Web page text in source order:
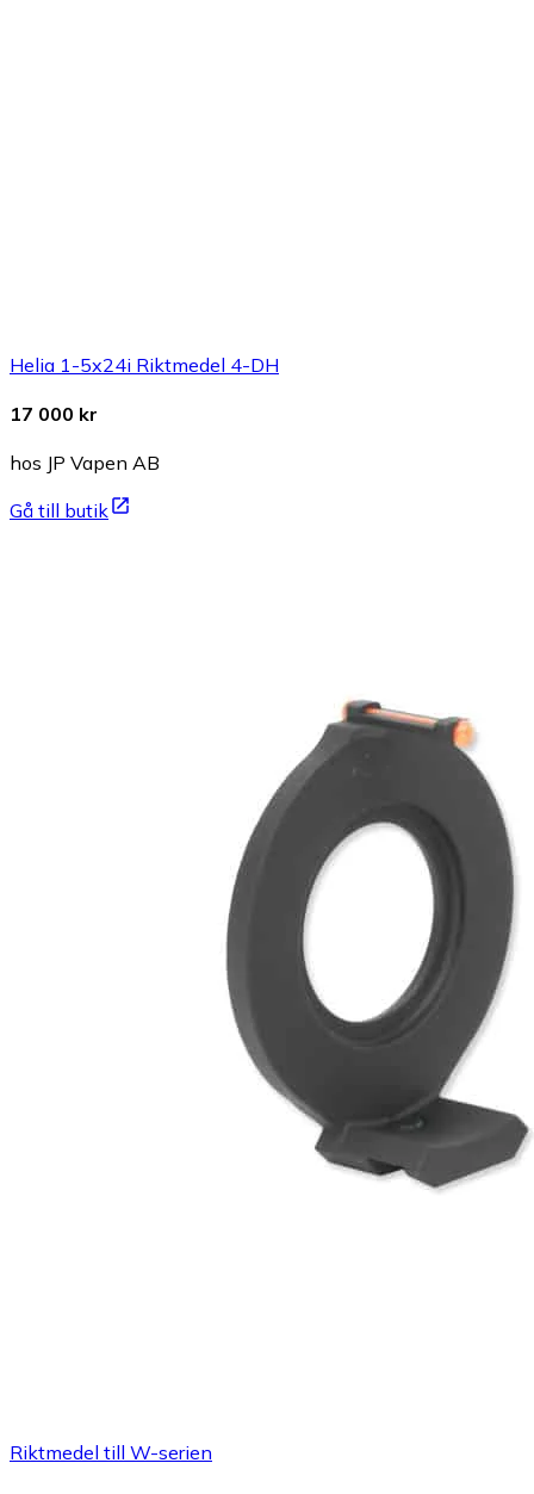
Helia 1-5x24i Riktmedel 4-DH
17 000 kr
hos JP Vapen AB
Gå till butik
Riktmedel till W-serien